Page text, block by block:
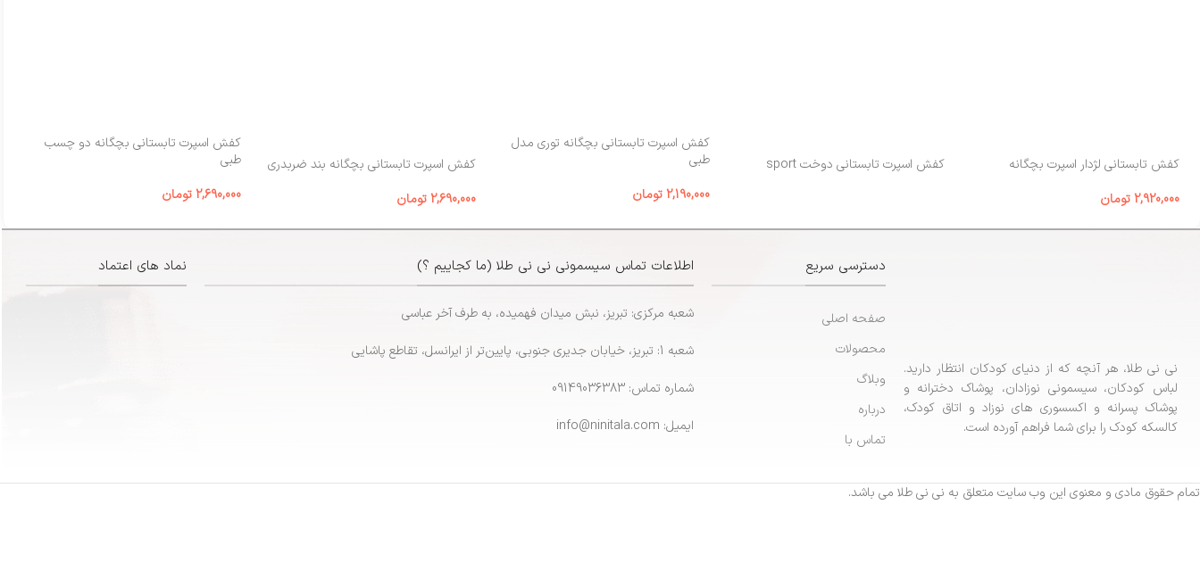
کفش تابستانی لژدار اسپرت بچگانه
2,920,000 تومان
کفش اسپرت تابستانی دوخت sport
کفش اسپرت تابستانی بچگانه توری مدل
طبی
2,190,000 تومان
کفش اسپرت تابستانی بچگانه بند ضربدری
2,690,000 تومان
کفش اسپرت تابستانی بچگانه دو چسب
طبی
2,690,000 تومان
نی نی طلا، هر آنچه که از دنیای کودکان انتظار دارید.
لباس کودکان، سیسمونی نوزادان، پوشاک دخترانه و
پوشاک پسرانه و اکسسوری های نوزاد و اتاق کودک،
کالسکه کودک را برای شما فراهم آورده است.
دسترسی سریع
صفحه اصلی
محصولات
وبلاگ
درباره
تماس با
اطلاعات تماس سیسمونی نی نی طلا (ما کجاییم ؟)
شعبه مرکزی: تبریز، نبش میدان فهمیده، به طرف آخر عباسی
شعبه 1: تبریز، خیابان جدیری جنوبی، پایین‌تر از ایرانسل، تقاطع پاشایی
شماره تماس: 09149036383
ایمیل: info@ninitala.com
نماد های اعتماد
تمام حقوق مادی و معنوی این وب سایت متعلق به نی نی طلا می باشد.